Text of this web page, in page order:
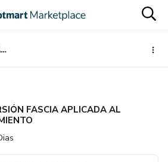
INMERSIÓN FASCIA APLICADA AL MOVIMIENTO
FASCIA APLICADA AL